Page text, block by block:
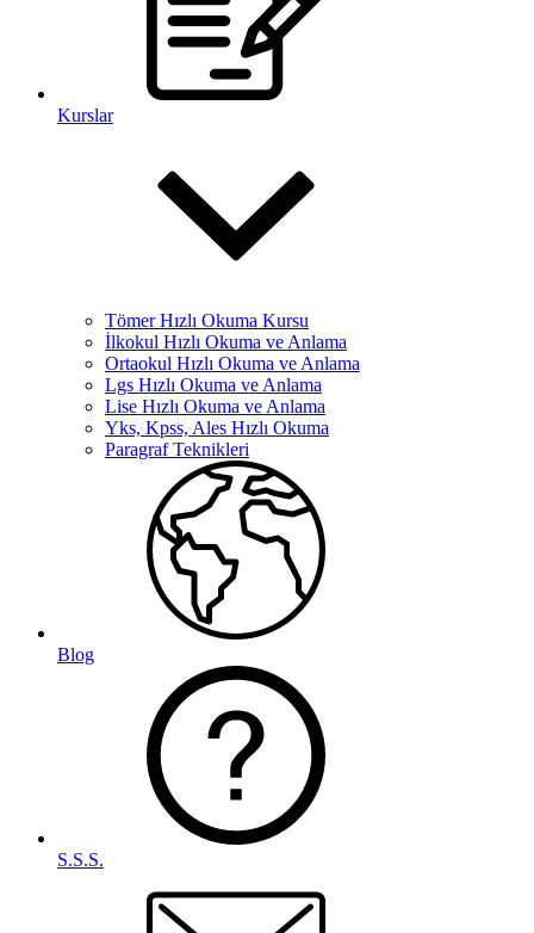
Kurslar
Tömer Hızlı Okuma Kursu
İlkokul Hızlı Okuma ve Anlama
Ortaokul Hızlı Okuma ve Anlama
Lgs Hızlı Okuma ve Anlama
Lise Hızlı Okuma ve Anlama
Yks, Kpss, Ales Hızlı Okuma
Paragraf Teknikleri
Blog
S.S.S.